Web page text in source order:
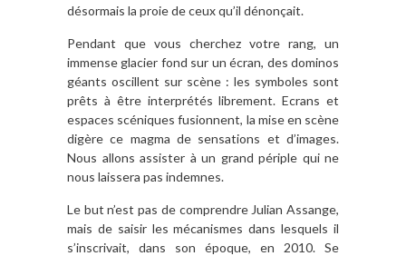
désormais la proie de ceux qu’il dénonçait.
Pendant que vous cherchez votre rang, un
immense glacier fond sur un écran, des dominos
géants oscillent sur scène : les symboles sont
prêts à être interprétés librement. Ecrans et
espaces scéniques fusionnent, la mise en scène
digère ce magma de sensations et d’images.
Nous allons assister à un grand périple qui ne
nous laissera pas indemnes.
Le but n’est pas de comprendre Julian Assange,
mais de saisir les mécanismes dans lesquels il
s’inscrivait, dans son époque, en 2010. Se